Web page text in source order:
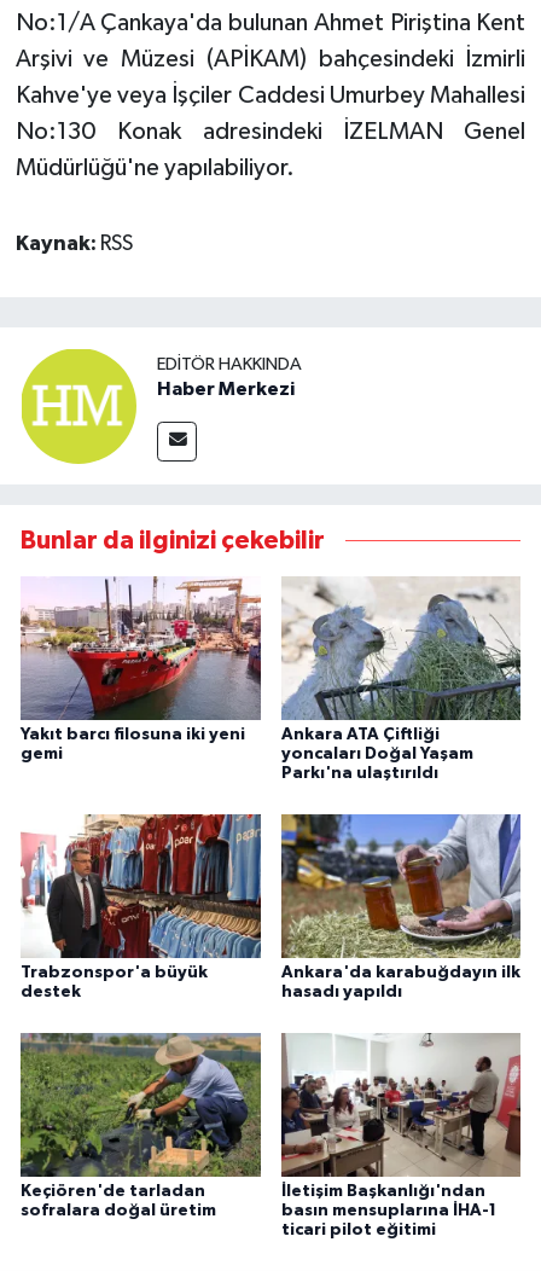
No:1/A Çankaya'da bulunan Ahmet Piriştina Kent
Arşivi ve Müzesi (APİKAM) bahçesindeki İzmirli
Kahve'ye veya İşçiler Caddesi Umurbey Mahallesi
No:130 Konak adresindeki İZELMAN Genel
Müdürlüğü'ne yapılabiliyor.
Kaynak: RSS
EDITÖR HAKKINDA
Haber Merkezi
Bunlar da ilginizi çekebilir
Yakıt barcı filosuna iki yeni
gemi
Ankara ATA Çiftliği
yoncaları Doğal Yaşam
Parkı'na ulaştırıldı
Trabzonspor'a büyük
destek
Ankara'da karabuğdayın ilk
hasadı yapıldı
Keçiören'de tarladan
sofralara doğal üretim
İletişim Başkanlığı'ndan
basın mensuplarına İHA-1
ticari pilot eğitimi